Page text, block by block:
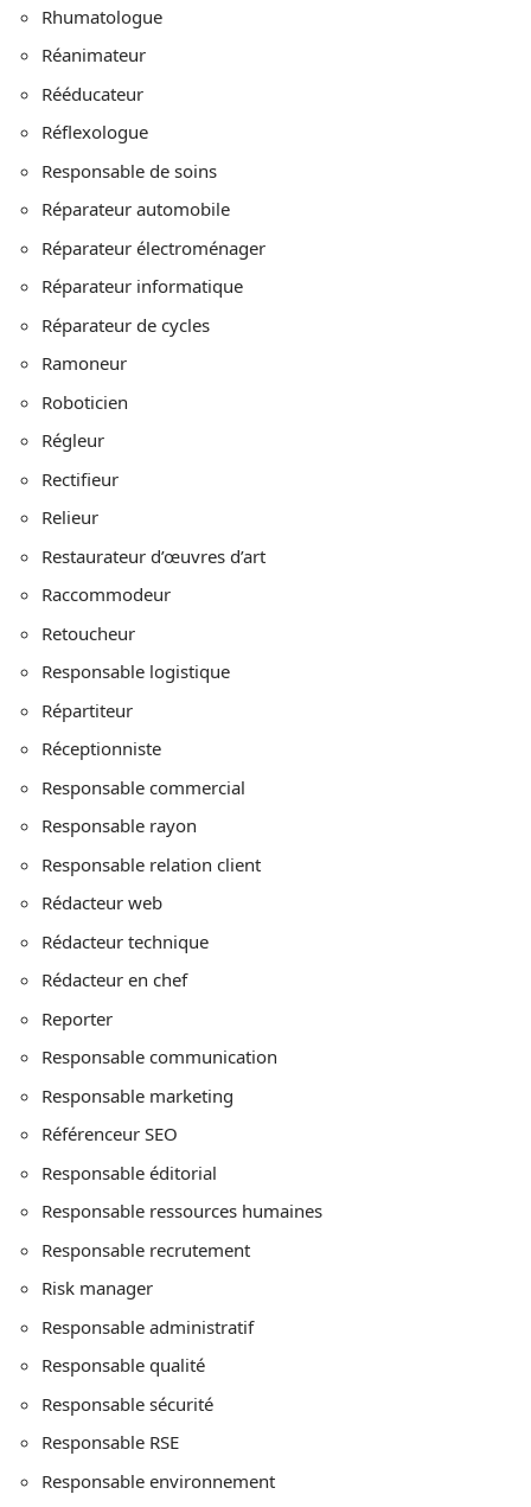
Rhumatologue
Réanimateur
Rééducateur
Réflexologue
Responsable de soins
Réparateur automobile
Réparateur électroménager
Réparateur informatique
Réparateur de cycles
Ramoneur
Roboticien
Régleur
Rectifieur
Relieur
Restaurateur d’œuvres d’art
Raccommodeur
Retoucheur
Responsable logistique
Répartiteur
Réceptionniste
Responsable commercial
Responsable rayon
Responsable relation client
Rédacteur web
Rédacteur technique
Rédacteur en chef
Reporter
Responsable communication
Responsable marketing
Référenceur SEO
Responsable éditorial
Responsable ressources humaines
Responsable recrutement
Risk manager
Responsable administratif
Responsable qualité
Responsable sécurité
Responsable RSE
Responsable environnement